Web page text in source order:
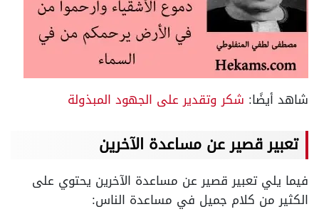
شاهد أيضًا: شكر وتقدير على الجهود المبذولة
تعبير قصير عن مساعدة الآخرين
فيما يلي تعبير قصير عن مساعدة الآخرين يحتوي على
الكثير من كلام جميل في مساعدة الناس: